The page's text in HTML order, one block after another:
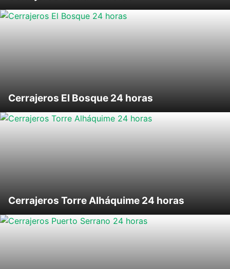
Cerrajeros El Bosque 24 horas
Cerrajeros Torre Alháquime 24 horas